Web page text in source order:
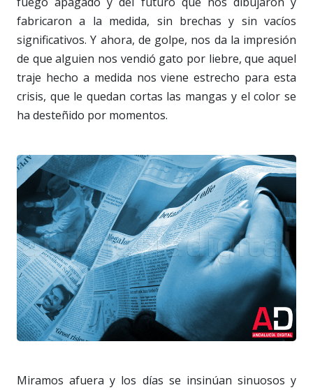
fabricaron a la medida, sin brechas y sin vacíos
significativos. Y ahora, de golpe, nos da la impresión
de que alguien nos vendió gato por liebre, que aquel
traje hecho a medida nos viene estrecho para esta
crisis, que le quedan cortas las mangas y el color se
ha desteñido por momentos.
Miramos afuera y los días se insinúan sinuosos y